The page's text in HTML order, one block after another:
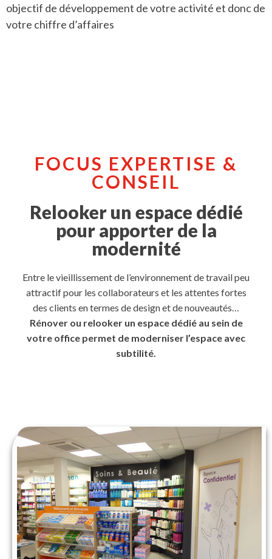
objectif de développement de votre activité et donc de
votre chiffre d’affaires
FOCUS EXPERTISE &
CONSEIL
Relooker un espace dédié
pour apporter de la
modernité
Entre le vieillissement de l’environnement de travail peu
attractif pour les collaborateurs et les attentes fortes
des clients en termes de design et de nouveautés…
Rénover ou relooker un espace dédié au sein de
votre office permet de moderniser l’espace avec
subtilité.